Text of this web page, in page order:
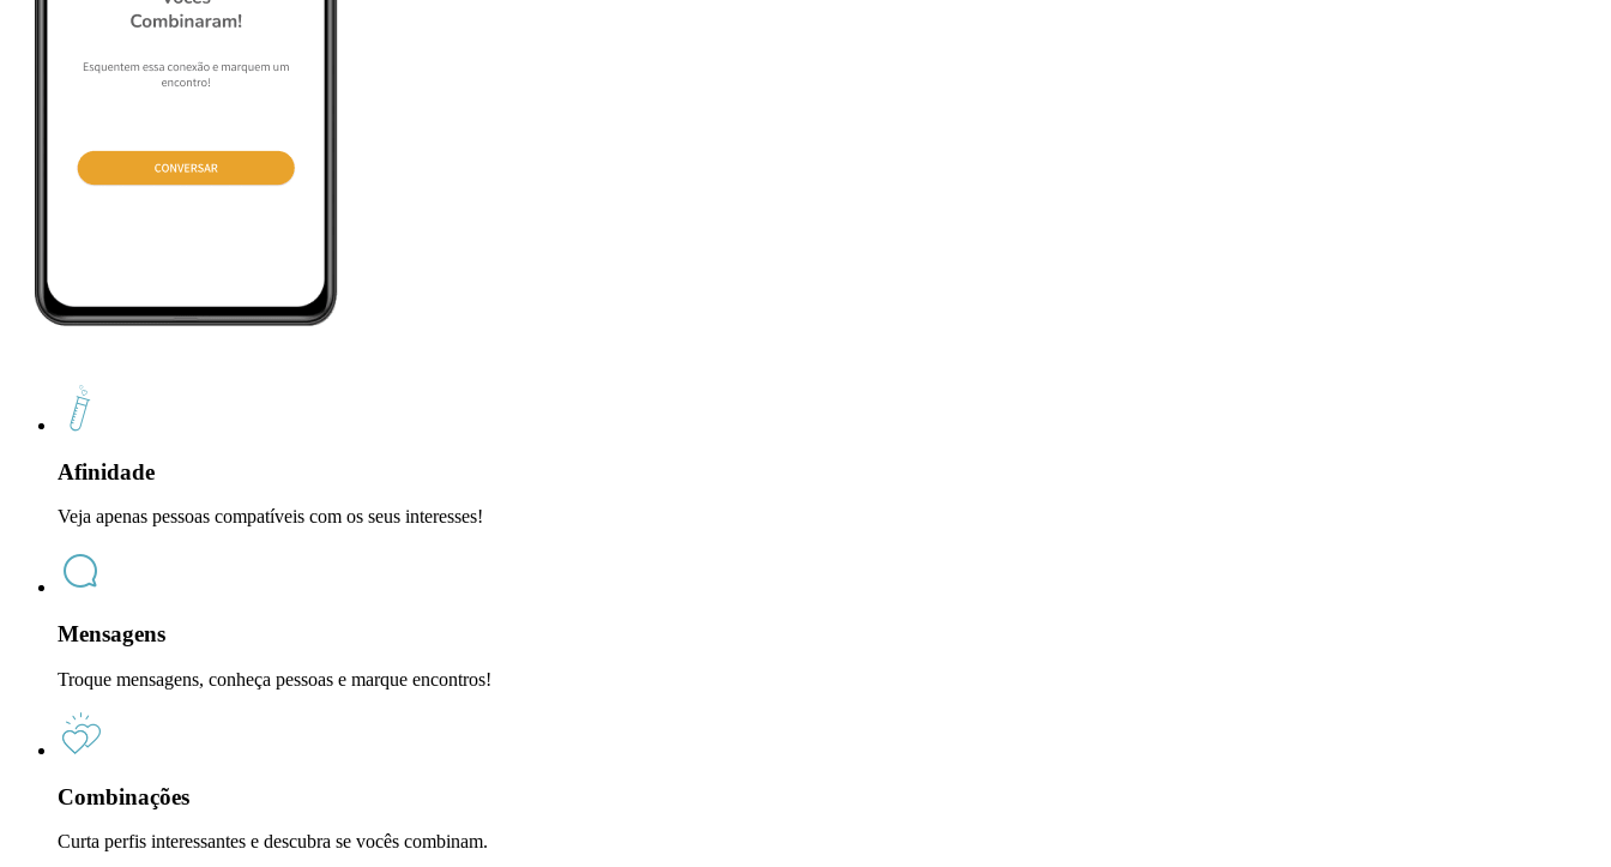
Afinidade
Veja apenas pessoas compatíveis com os seus interesses!
Mensagens
Troque mensagens, conheça pessoas e marque encontros!
Combinações
Curta perfis interessantes e descubra se vocês combinam.